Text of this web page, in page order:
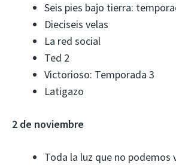
Seis pies bajo tierra:
Dieciseis velas
La red social
Ted 2
Victorioso: Temporada 3
Latigazo
2 de noviembre
Toda la luz que no podemos